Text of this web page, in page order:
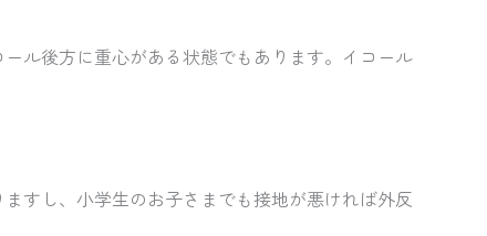
ル後方に重心がある状態でもあります。イコール
すし、小学生のお子さまでも接地が悪ければ外反